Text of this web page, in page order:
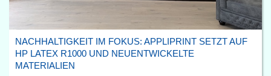
NACHHALTIGKEIT IM FOKUS: APPLIPRINT SETZT AUF
HP LATEX R1000 UND NEUENTWICKELTE
MATERIALIEN